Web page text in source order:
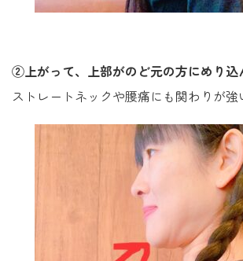
②上がって、上部がのど元の方にめり込
ストレートネックや腰痛にも関わりが強